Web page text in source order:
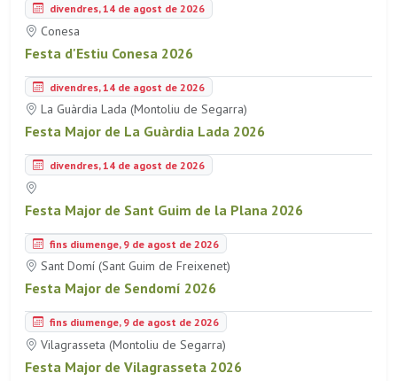
divendres, 14 de agost de 2026
Conesa
Festa d'Estiu Conesa 2026
divendres, 14 de agost de 2026
La Guàrdia Lada (Montoliu de Segarra)
Festa Major de La Guàrdia Lada 2026
divendres, 14 de agost de 2026
Festa Major de Sant Guim de la Plana 2026
fins diumenge, 9 de agost de 2026
Sant Domí (Sant Guim de Freixenet)
Festa Major de Sendomí 2026
fins diumenge, 9 de agost de 2026
Vilagrasseta (Montoliu de Segarra)
Festa Major de Vilagrasseta 2026